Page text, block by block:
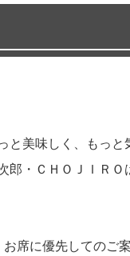
しく、もっと気
ＣＨＯＪＩＲＯは
優先してのご案